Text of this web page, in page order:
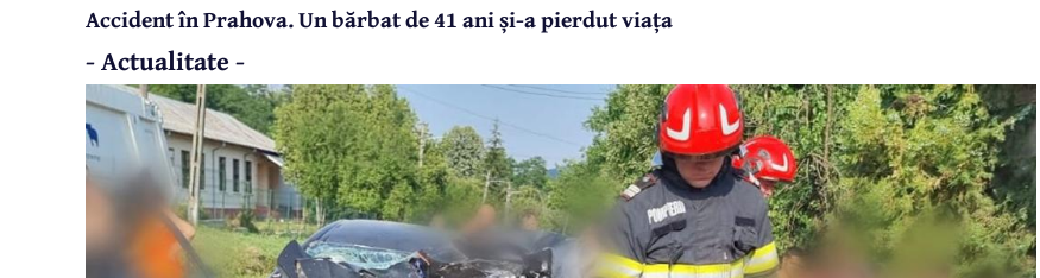
Accident în Prahova. Un bărbat de 41 ani și-a pierdut viața
- Actualitate -